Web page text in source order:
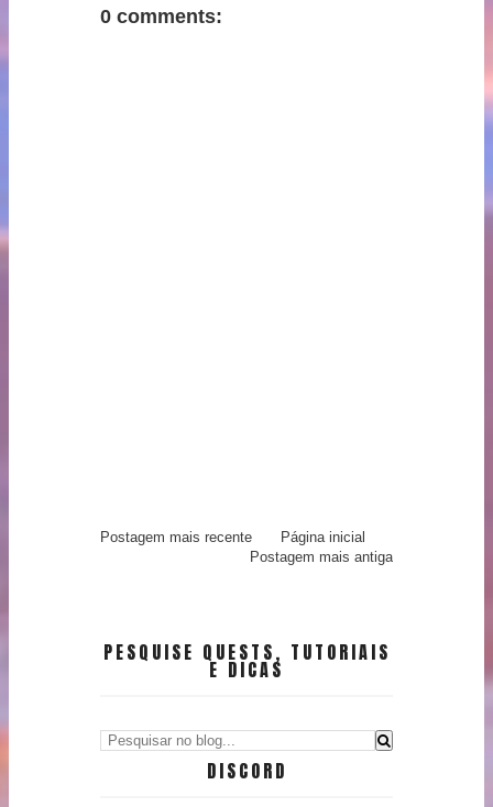
FACEBOO
0 comments:
Postagem mais recente
Postagem mais antiga
Página inicial
PESQUISE QUESTS, TUTORIAIS
E DICAS
DISCORD